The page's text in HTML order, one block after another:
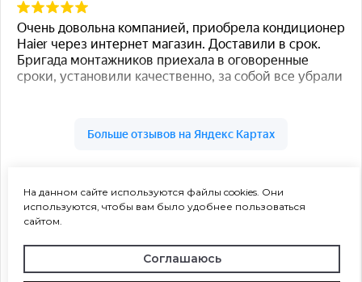
На данном сайте используются файлы cookies. Они
используются, чтобы вам было удобнее пользоваться
сайтом.
Соглашаюсь